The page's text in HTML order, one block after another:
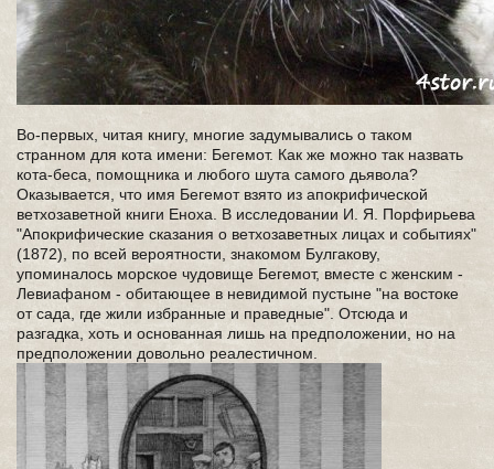
Во-первых, читая книгу, многие задумывались о таком
странном для кота имени: Бегемот. Как же можно так назвать
кота-беса, помощника и любого шута самого дьявола?
Оказывается, что имя Бегемот взято из апокрифической
ветхозаветной книги Еноха. В исследовании И. Я. Порфирьева
"Апокрифические сказания о ветхозаветных лицах и событиях"
(1872), по всей вероятности, знакомом Булгакову,
упоминалось морское чудовище Бегемот, вместе с женским -
Левиафаном - обитающее в невидимой пустыне "на востоке
от сада, где жили избранные и праведные". Отсюда и
разгадка, хоть и основанная лишь на предположении, но на
предположении довольно реалестичном.